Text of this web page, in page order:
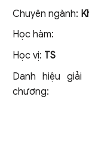
Chuyên ngành:
Học hàm:
Học vị: TS
Danh hiệu giải
chương: